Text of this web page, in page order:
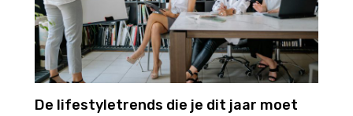
De lifestyletrends die je dit jaar moet